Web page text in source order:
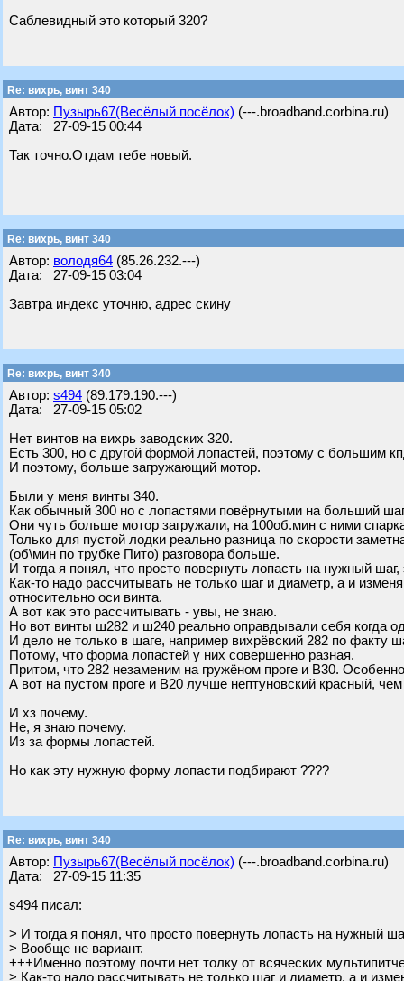
Саблевидный это который 320?
Re: вихрь, винт 340
Автор: Пузырь67(Весёлый посёлок) (---.broadband.corbina.ru)
Дата: 27-09-15 00:44
Так точно.Отдам тебе новый.
Re: вихрь, винт 340
Автор: володя64 (85.26.232.---)
Дата: 27-09-15 03:04
Завтра индекс уточню, адрес скину
Re: вихрь, винт 340
Автор: s494 (89.179.190.---)
Дата: 27-09-15 05:02
Нет винтов на вихрь заводских 320.
Есть 300, но с другой формой лопастей, поэтому с большим
И поэтому, больше загружающий мотор.
Были у меня винты 340.
Как обычный 300 но с лопастями повёрнутыми на больший
Они чуть больше мотор загружали, на 100об.мин с ними
Только для пустой лодки реально разница по скорости
(об\мин по трубке Пито) разговора больше.
И тогда я понял, что просто повернуть лопасть на нужный
Как-то надо рассчитывать не только шаг и диаметр, а и
относительно оси винта.
А вот как это рассчитывать - увы, не знаю.
Но вот винты ш282 и ш240 реально оправдывали себя когда
И дело не только в шаге, например вихрёвский 282 по факту
Потому, что форма лопастей у них совершенно разная.
Притом, что 282 незаменим на гружёном проге и В30.
А вот на пустом проге и В20 лучше нептуновский красный, чем
И хз почему.
Не, я знаю почему.
Из за формы лопастей.
Но как эту нужную форму лопасти подбирают ????
Re: вихрь, винт 340
Автор: Пузырь67(Весёлый посёлок) (---.broadband.corbina.ru)
Дата: 27-09-15 11:35
s494 писал:
> И тогда я понял, что просто повернуть лопасть на нужный
> Вообще не вариант.
+++Именно поэтому почти нет толку от всяческих
> Как-то надо рассчитывать не только шаг и диаметр, а и